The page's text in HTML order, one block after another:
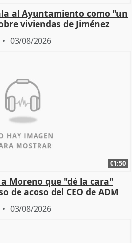
al Ayuntamiento como "un
viviendas de Jiménez
03/08/2026
01:50
Moreno que "dé la cara"
de acoso del CEO de ADM
03/08/2026